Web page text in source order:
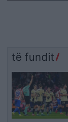
të fundit